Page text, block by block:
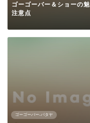
ゴーゴーバー＆ショーの
注意点
ゴーゴーバー-パタヤ